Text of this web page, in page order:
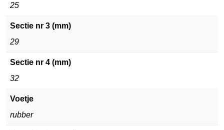
25
Sectie nr 3 (mm)
29
Sectie nr 4 (mm)
32
Voetje
rubber